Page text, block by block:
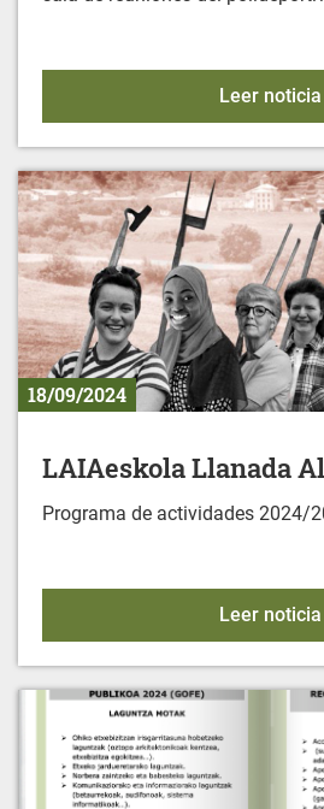
Leer noticia
18/09/2024
LAIAeskola Llanada
Programa de actividades 2024/
Leer noticia